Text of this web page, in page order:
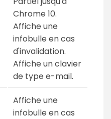
Chrome 10.
Affiche une
infobulle en cas
d'invalidation.
Affiche un clavier
de type e-mail.
Affiche une
infobulle en cas